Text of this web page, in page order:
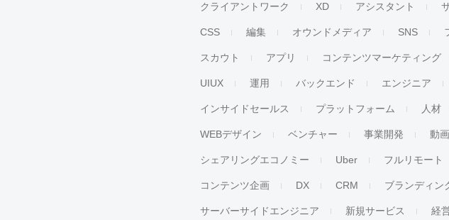
クライアントワーク XD アシスタント
CSS 編集 オウンドメディア SNS
スカウト アプリ コンテンツマーケティング
UIUX 運用 バックエンド エンジニア
インサイドセールス プラットフォーム 人材
WEBデザイン ベンチャー 事業開発 動画
シェアリングエコノミー Uber フルリモート
コンテンツ企画 DX CRM ブランディン
サーバーサイドエンジニア 新規サービス 経